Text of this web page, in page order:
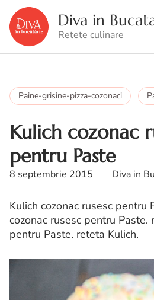
Diva in
Retete culinare
Paine-grisine-pizza-cozonaci
Kulich cozonac
pentru Paste
8 septembrie 2015 Diva in
Kulich cozonac rusesc pentru
cozonac rusesc pentru Paste.
pentru Paste. reteta Kulich.